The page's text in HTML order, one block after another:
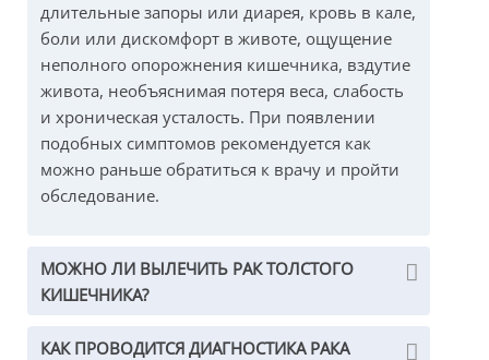
длительные запоры или диарея, кровь в кале,
боли или дискомфорт в животе, ощущение
неполного опорожнения кишечника, вздутие
живота, необъяснимая потеря веса, слабость
и хроническая усталость. При появлении
подобных симптомов рекомендуется как
можно раньше обратиться к врачу и пройти
обследование.
МОЖНО ЛИ ВЫЛЕЧИТЬ РАК ТОЛСТОГО
КИШЕЧНИКА?
КАК ПРОВОДИТСЯ ДИАГНОСТИКА РАКА